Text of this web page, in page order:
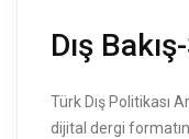
Dış
Türk Dış Politikası
dijital dergi